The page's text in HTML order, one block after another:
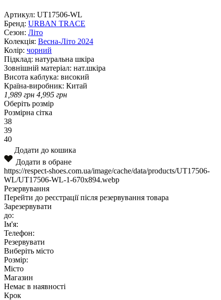
Артикул: UT17506-WL
Бренд: URBAN TRACE
Сезон: Літо
Колекція: Весна-Літо 2024
Колір: чорний
Підклад: натуральна шкiра
Зовнішній матеріал: нат.шкіра
Висота каблука: високий
Країна-виробник: Китай
1,989 грн 4,995 грн
Оберіть розмір
Розмірна сітка
38
39
40
Додати до кошика
Додати в обране
https://respect-shoes.com.ua/image/cache/data/products/UT17506-
WL/UT17506-WL-1-670x894.webp
Резервування
Перейти до реєстрації після резервування товара
Зарезервувати
до:
Ім'я:
Телефон:
Резервувати
Виберіть місто
Розмір:
Місто
Магазин
Немає в наявності
Крок